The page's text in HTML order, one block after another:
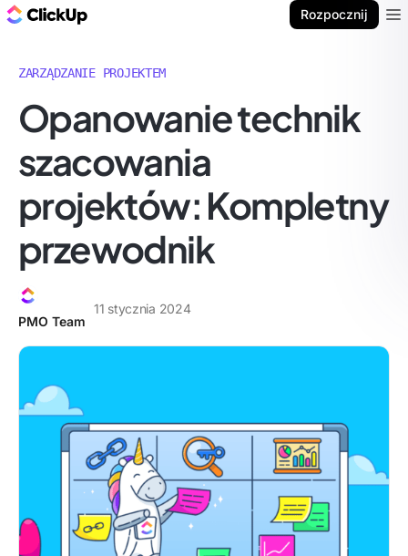
Rozpocznij
ZARZĄDZANIE PROJEKTEM
Opanowanie technik
szacowania
projektów: Kompletny
przewodnik
PMO Team
11 stycznia 2024